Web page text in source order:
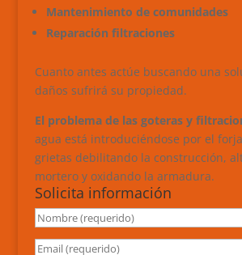
Mantenimiento de comunidades
Reparación filtraciones
Cuanto antes actúe buscando una
daños sufrirá su propiedad.
El problema de las goteras y
agua está introduciéndose por el
grietas debilitando la construcción,
mortero y oxidando la armadura.
Solicita información